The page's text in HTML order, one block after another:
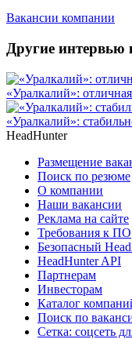
Вакансии компании
Другие интервью
«Уралкалий»:
«Уралкалий»:
HeadHunter
Размещение
Поиск по резюме
О компании
Наши вакансии
Реклама на сайте
Требования к ПО
Безопасный
HeadHunter API
Партнерам
Инвесторам
Каталог
Поиск по
Сетка: соцсеть